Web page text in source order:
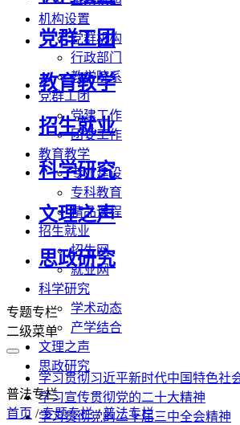
机构设置
党群机构
行政部门
教学院系
党群工团
党建工作
团委工作
教育教学
专业建设
专科教育
精品课程
招生就业
招生网
就业网
科学研究
学术动态
产学结合
文理之声
思政研究
党群工团
教育教学
招生就业
科学研究
文理之声
思政研究
专题专栏
二级菜单
学习贯彻习近平新时代中国特色社
学习宣传贯彻党的二十大精神
学习贯彻党的二十届三中全会精神
普法专栏
首页 /专题专栏/普法专栏